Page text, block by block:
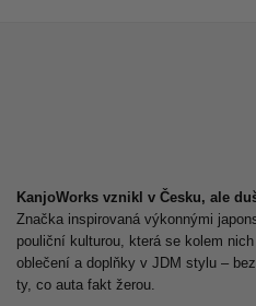
KanjoWorks vznikl v Česku, ale
Značka inspirovaná výkonnými
pouliční kulturou, která se kolem
oblečení a doplňky v JDM stylu –
ty, co auta fakt žerou.